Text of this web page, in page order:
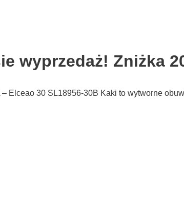
wyprzedaż! Zniżka
Elceao 30 SL18956-30B Kaki to wytworne